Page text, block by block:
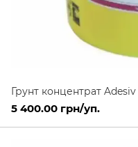
Грунт концентрат Adesiv
5 400.00 грн/уп.